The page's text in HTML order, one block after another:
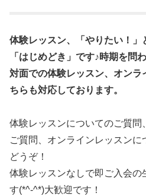
体験レッスン、「やりたい！」
「はじめどき」です♪時期を問
対面での体験レッスン、オン
ちらも対応しております。
体験レッスンについてのご質
ご質問、オンラインレッスン
どうぞ！
体験レッスンなしで即ご入会の
す(*^-^*)大歓迎です！